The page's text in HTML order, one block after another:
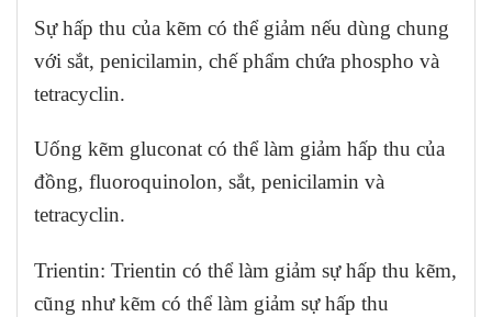
Sự hấp thu của kẽm có thể giảm nếu dùng chung
với sắt, penicilamin, chế phẩm chứa phospho và
tetracyclin.
Uống kẽm gluconat có thể làm giảm hấp thu của
đồng, fluoroquinolon, sắt, penicilamin và
tetracyclin.
Trientin: Trientin có thể làm giảm sự hấp thu kẽm,
cũng như kẽm có thể làm giảm sự hấp thu